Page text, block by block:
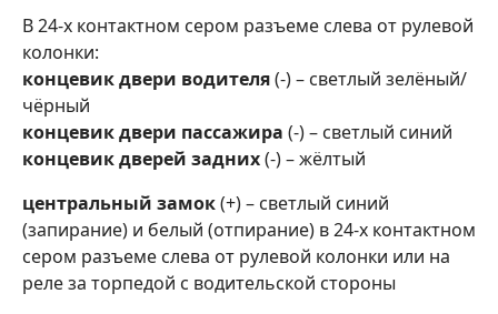
В 24-х контактном сером разъеме слева от рулевой
колонки:
концевик двери водителя(-) – светлый зелёный/
чёрный
концевик двери пассажира (-) – светлый синий
концевик дверей задних(-) – жёлтый
центральный замок(+) – светлый синий
(запирание) и белый (отпирание) в 24-х контактном
сером разъеме слева от рулевой колонки или на
реле за торпедой с водительской стороны